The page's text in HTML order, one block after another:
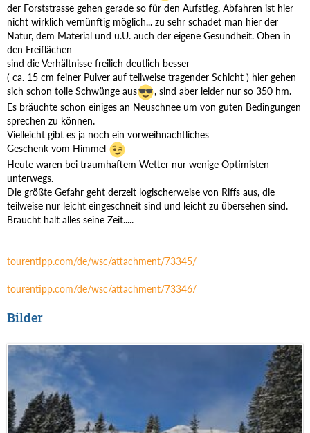
der Forststrasse gehen gerade so für den Aufstieg, Abfahren ist hier
nicht wirklich vernünftig möglich... zu sehr schadet man hier der
Natur, dem Material und u.U. auch der eigene Gesundheit. Oben in
den Freiflächen
sind die Verhältnisse freilich deutlich besser
( ca. 15 cm feiner Pulver auf teilweise tragender Schicht ) hier gehen
sich schon tolle Schwünge aus
, sind aber leider nur so 350 hm.
Es bräuchte schon einiges an Neuschnee um von guten Bedingungen
sprechen zu können.
Vielleicht gibt es ja noch ein vorweihnachtliches
Geschenk vom Himmel
Heute waren bei traumhaftem Wetter nur wenige Optimisten
unterwegs.
Die größte Gefahr geht derzeit logischerweise von Riffs aus, die
teilweise nur leicht eingeschneit sind und leicht zu übersehen sind.
Braucht halt alles seine Zeit.....
tourentipp.com/de/wsc/attachment/73345/
tourentipp.com/de/wsc/attachment/73346/
Bilder